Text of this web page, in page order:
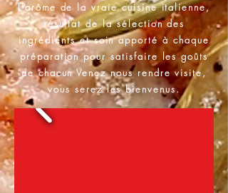
l'arôme de la vraie cuisine italienne,
résultat de la sélection des
ingrédients et soin apporté à chaque
préparation pour satisfaire les goûts
de chacun Venez nous rendre visite,
vous serez les bienvenus.